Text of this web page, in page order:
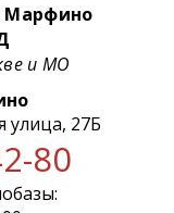
Марфино
и МО
улица, 27Б
80